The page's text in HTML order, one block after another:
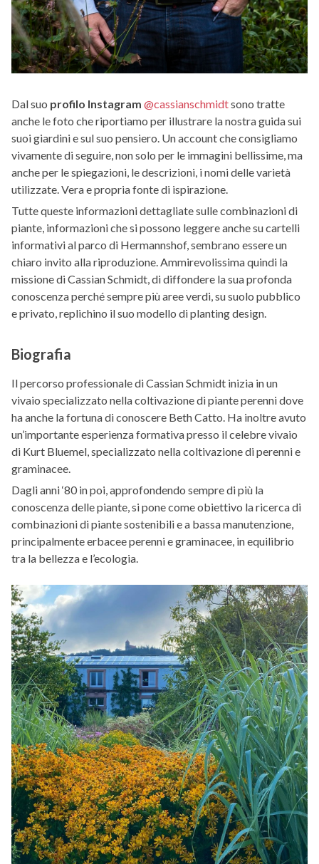
Dal suo profilo Instagram @cassianschmidtsono tratte
anche le foto che riportiamo per illustrare la nostra guida sui
suoi giardini e sul suo pensiero. Un account che consigliamo
vivamente di seguire, non solo per le immagini bellissime, ma
anche per le spiegazioni, le descrizioni, i nomi delle varietà
utilizzate. Vera e propria fonte di ispirazione.
Tutte queste informazioni dettagliate sulle combinazioni di
piante, informazioni che si possono leggere anche su cartelli
informativi al parco di Hermannshof, sembrano essere un
chiaro invito alla riproduzione. Ammirevolissima quindi la
missione di Cassian Schmidt, di diffondere la sua profonda
conoscenza perché sempre più aree verdi, su suolo pubblico
e privato, replichino il suo modello di planting design.
Biografia
Il percorso professionale di Cassian Schmidt inizia in un
vivaio specializzato nella coltivazione di piante perenni dove
ha anche la fortuna di conoscere Beth Catto. Ha inoltre avuto
un’importante esperienza formativa presso il celebre vivaio
di Kurt Bluemel, specializzato nella coltivazione di perenni e
graminacee.
Dagli anni ‘80 in poi, approfondendo sempre di più la
conoscenza delle piante, si pone come obiettivo la ricerca di
combinazioni di piante sostenibili e a bassa manutenzione,
principalmente erbacee perenni e graminacee, in equilibrio
tra la bellezza e l’ecologia.